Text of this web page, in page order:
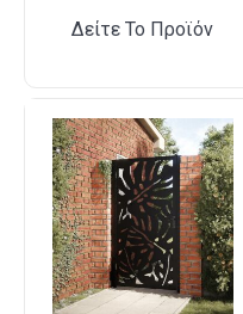
Δείτε Το Προϊόν